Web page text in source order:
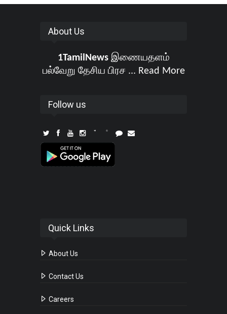
About Us
1TamilNewsஇணையதளம்
பல்வேறு தேசிய பிரச ... Read More
Follow us
Quick Links
About Us
Contact Us
Careers